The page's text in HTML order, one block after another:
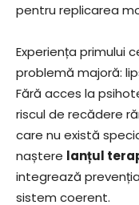
pentru replicarea
Experiența primului
problemă majoră:
Fără acces la
riscul de recădere
care nu există
naștere lanțul
integrează
sistem coerent.